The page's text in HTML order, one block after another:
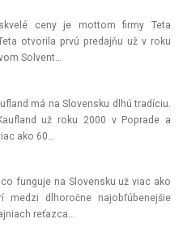
ceny je mottom firmy Teta
otvorila prvú predajňu už v roku
Solvent…
má na Slovensku dlhú tradíciu.
už roku 2000 v Poprade a
ako 60…
funguje na Slovensku už viac ako
medzi dlhoročne najobľúbenejšie
reťazca…